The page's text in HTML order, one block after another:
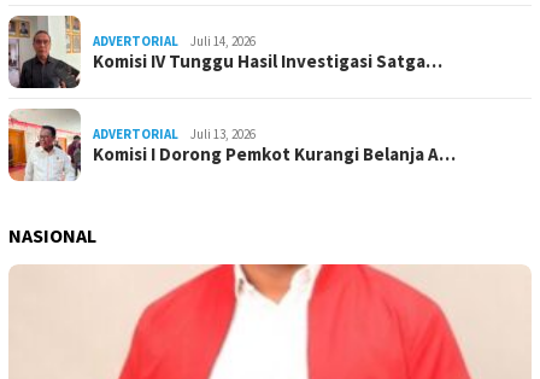
ADVERTORIAL Juli 14, 2026
Komisi IV Tunggu Hasil Investigasi Satga…
ADVERTORIAL Juli 13, 2026
Komisi I Dorong Pemkot Kurangi Belanja A…
NASIONAL